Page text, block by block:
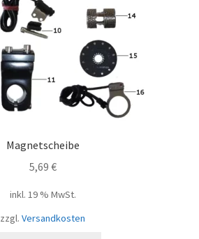
Magnetscheibe
5,69 €
inkl. 19 % MwSt.
zzgl. Versandkosten